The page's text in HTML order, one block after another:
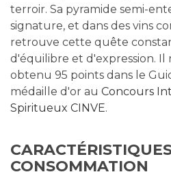
terroir. Sa pyramide semi-
signature, et dans des vins
retrouve cette quête
d'équilibre et d'expression.
obtenu 95 points dans le
médaille d'or au Concours
Spiritueux CINVE.
CONSOMMATION